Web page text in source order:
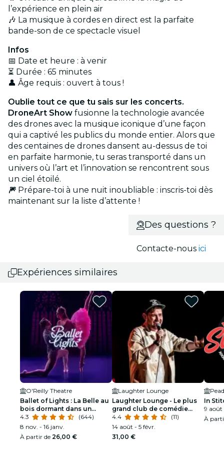
l’expérience en plein air
🎶 La musique à cordes en direct est la parfaite
bande-son de ce spectacle visuel
Infos
📅 Date et heure : à venir
⏳ Durée : 65 minutes
👤 Âge requis : ouvert à tous !
Oublie tout ce que tu sais sur les concerts.
DroneArt Show fusionne la technologie avancée
des drones avec la musique iconique d’une façon
qui a captivé les publics du monde entier. Alors que
des centaines de drones dansent au-dessus de toi
en parfaite harmonie, tu seras transporté dans un
univers où l’art et l’innovation se rencontrent sous
un ciel étoilé.
🎆 Prépare-toi à une nuit inoubliable : inscris-toi dès
maintenant sur la liste d’attente !
Des questions ?
Contacte-nousici
Expériences similaires
O'Reilly Theatre
Ballet of Lights : La Belle au
bois dormant dans un
spectacle étincelant
4.3
(644)
8 nov. - 16 janv.
À partir de 26,00 €
Laughter Lounge
Laughter Lounge - Le plus
grand club de comédie
d'Irlande
4.4
(11)
14 août - 5 févr.
31,00 €
In
9 août
À